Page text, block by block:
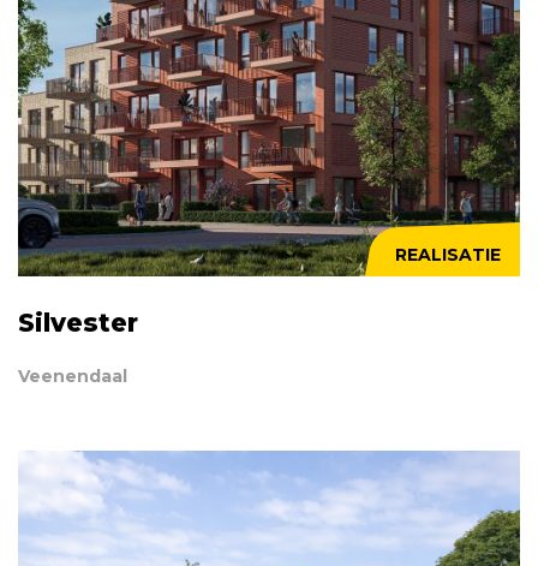
REALISATIE
Silvester
Veenendaal